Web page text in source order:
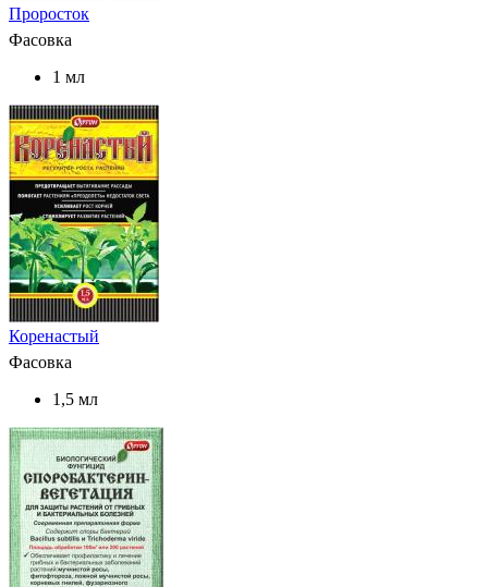
Проросток
Фасовка
1 мл
Коренастый
Фасовка
1,5 мл